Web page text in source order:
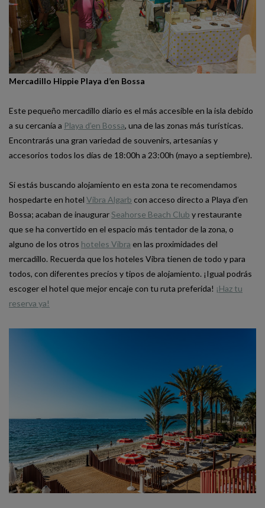
Mercadillo Hippie Playa d’en Bossa
Este pequeño mercadillo diario es el más accesible en la isla debido
a su cercanía a Playa d’en Bossa, una de las zonas más turísticas.
Encontrarás una gran variedad de souvenirs, artesanías y
accesorios todos los días de 18:00h a 23:00h (mayo a septiembre).
Si estás buscando alojamiento en esta zona te recomendamos
hospedarte en hotel Vibra Algarb con acceso directo a Playa d’en
Bossa; acaban de inaugurarSeahorse Beach Club y restaurante
que se ha convertido en el espacio más tentador de la zona, o
alguno de los otros hoteles Vibra en las proximidades del
mercadillo. Recuerda que los hoteles Vibra tienen de todo y para
todos, con diferentes precios y tipos de alojamiento. ¡Igual podrás
escoger el hotel que mejor encaje con tu ruta preferida! ¡Haz tu
reserva ya!